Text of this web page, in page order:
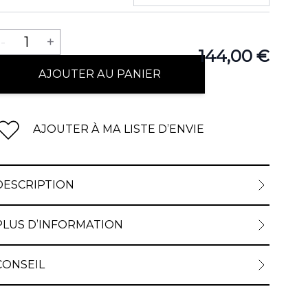
144,00 €
- 1 +
AJOUTER AU PANIER
AJOUTER À MA LISTE D’ENVIE
D’INFORMATION